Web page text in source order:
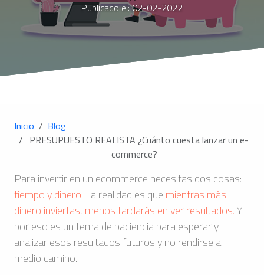
Publicado el: 02-02-2022
Inicio
Blog
PRESUPUESTO REALISTA ¿Cuánto cuesta lanzar un e-
commerce?
Para invertir en un ecommerce necesitas dos cosas:
tiempo y dinero. La realidad es que mientras más
dinero inviertas, menos tardarás en ver resultados.Y
por eso es un tema de paciencia para esperar y
analizar esos resultados futuros y no rendirse a
medio camino.